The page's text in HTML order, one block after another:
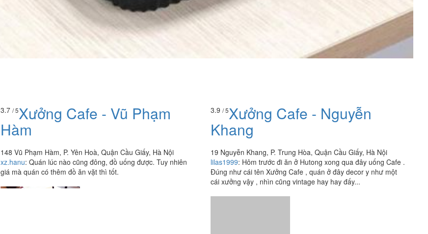
3.7 / 5Xưởng Cafe - Vũ Phạm
Hàm
148 Vũ Phạm Hàm, P. Yên Hoà, Quận Cầu Giấy, Hà Nội
xz.hanu: Quán lúc nào cũng đông, đồ uống được. Tuy nhiên
giá mà quán có thêm đồ ăn vặt thì tốt.
3.9 / 5Xưởng Cafe - Nguyễn
Khang
19 Nguyễn Khang, P. Trung Hòa, Quận Cầu Giấy, Hà Nội
lilas1999: Hôm trước đi ăn ở Hutong xong qua đây uống Cafe .
Đúng như cái tên Xưởng Cafe , quán ở đây decor y như một
cái xưởng vậy , nhìn cũng vintage hay hay đấy...